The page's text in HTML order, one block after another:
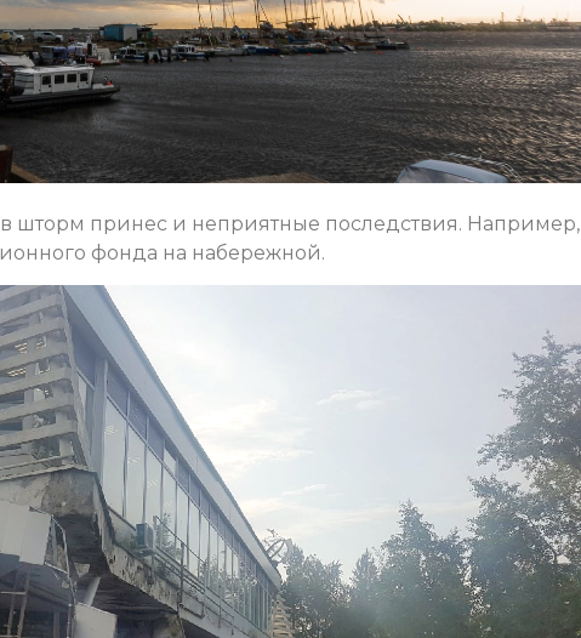
шторм принес и неприятные последствия. Например,
фонда на набережной.